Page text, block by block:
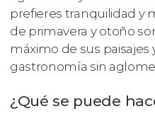
prefieres tranquilidad y
de primavera y otoño
máximo de sus paisajes
gastronomía sin
¿Qué se puede